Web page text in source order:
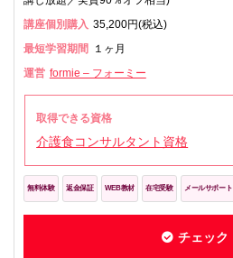
講座個別購入 35,200円(税込)
最短学習期間
１ヶ月
運営 formie – フォーミー
取得できる資格
介護食コンサルタント資格
無料体験 返金保証 WEB教材 在宅受験 メールサポート
チェック